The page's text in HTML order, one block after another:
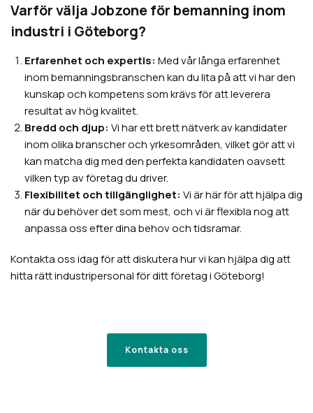
Varför välja Jobzone för bemanning inom
industri i Göteborg?
Erfarenhet och expertis: Med vår långa erfarenhet
inom bemanningsbranschen kan du lita på att vi har den
kunskap och kompetens som krävs för att leverera
resultat av hög kvalitet.
Bredd och djup: Vi har ett brett nätverk av kandidater
inom olika branscher och yrkesområden, vilket gör att vi
kan matcha dig med den perfekta kandidaten oavsett
vilken typ av företag du driver.
Flexibilitet och tillgänglighet: Vi är här för att hjälpa dig
när du behöver det som mest, och vi är flexibla nog att
anpassa oss efter dina behov och tidsramar.
Kontakta oss idag för att diskutera hur vi kan hjälpa dig att
hitta rätt industripersonal för ditt företag i Göteborg!
Kontakta oss